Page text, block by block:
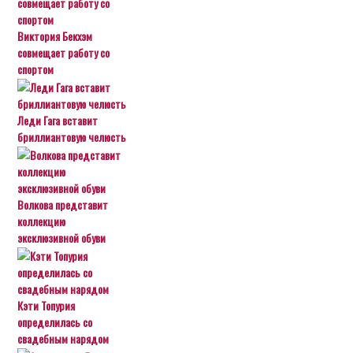
Виктория Бекхэм
совмещает работу со
спортом
Леди Гага вставит
бриллиантовую челюсть
Волкова представит
коллекцию
эксклюзивной обуви
Кэти Топурия
определилась со
свадебным нарядом